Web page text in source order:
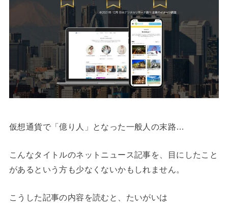
仮想通貨で「億り人」となった一般人の末路…
こんなタイトルのネットニュース記事を、目にしたこと
があるという方も少なくないかもしれません。
こうした記事の内容を読むと、たいがいは